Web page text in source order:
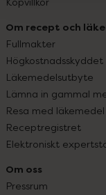
Om recept och
Fullmakter
Högkostnadsskyddet
Läkemedelsutbyte
Lämna in gammal
Resa med läkemedel
Receptregistret
Elektroniskt
Om oss
Pressrum